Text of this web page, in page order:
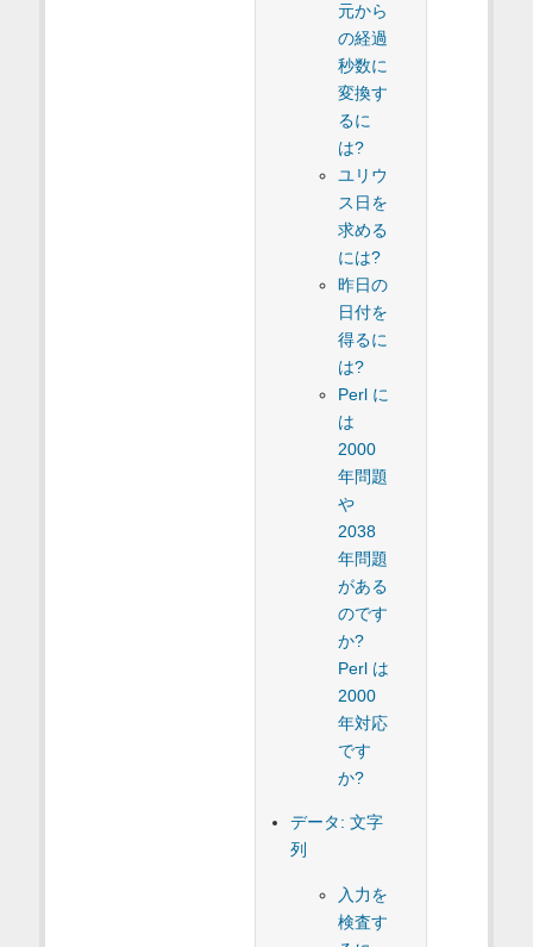
元から
の経過
秒数に
変換す
るに
は?
ユリウ
ス日を
求める
には?
昨日の
日付を
得るに
は?
Perl に
は
2000
年問題
や
2038
年問題
がある
のです
か?
Perl は
2000
年対応
です
か?
データ: 文字
列
入力を
検査す